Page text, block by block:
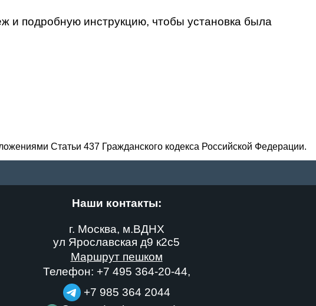
и подробную инструкцию, чтобы установка была
Статьи 437 Гражданского кодекса Российской Федерации.
Наши контакты:
г. Москва, м.ВДНХ
ул Ярославская д9 к2с5
Маршрут пешком
Телефон: +7 495 364-20-44,
+7 985 364 2044